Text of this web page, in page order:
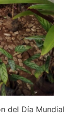
del Día Mundial